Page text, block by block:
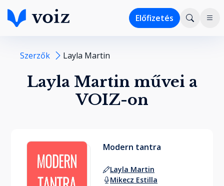
Előfizetés
Szerzők Layla Martin
Layla Martin művei a
VOIZ-on
Modern tantra
Layla Martin
Mikecz Estilla